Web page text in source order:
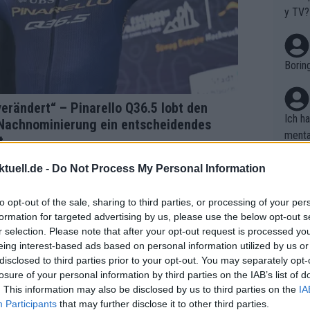
- Do Not Process My Personal Information
opt-out of the sale, sharing to third parties, or processing of your
for targeted advertising by us, please use the below opt-out
selection. Please note that after your opt-out request is processed
interest-based ads based on personal information utilized by us
to third parties prior to your opt-out. You may separately
of your personal information by third parties on the IAB’s list of
This information may also be disclosed by us to third parties on the
Participants that may further disclose it to other third parties.
– Pinarello Q36.5 lobt den
ein entscheidendes
st
zte
ng
Die
pe
Tour
arten
y TV?
Ich
Es
wo